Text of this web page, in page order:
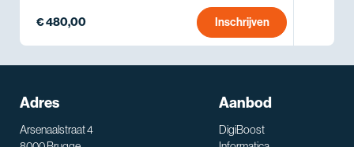
€ 480,00 Inschrijven
Adres
Arsenaalstraat 4
Aanbod
DigiBoost